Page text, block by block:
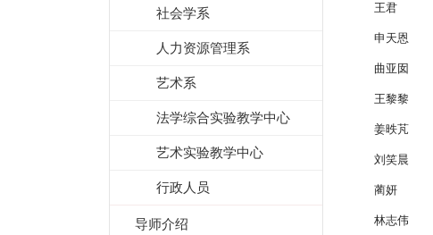
社会学系
人力资源管理系
艺术系
法学综合实验教学中心
艺术实验教学中心
行政人员
导师介绍
王君
申天恩
曲亚囡
王黎黎
姜昳芃
刘笑晨
蔺妍
林志伟